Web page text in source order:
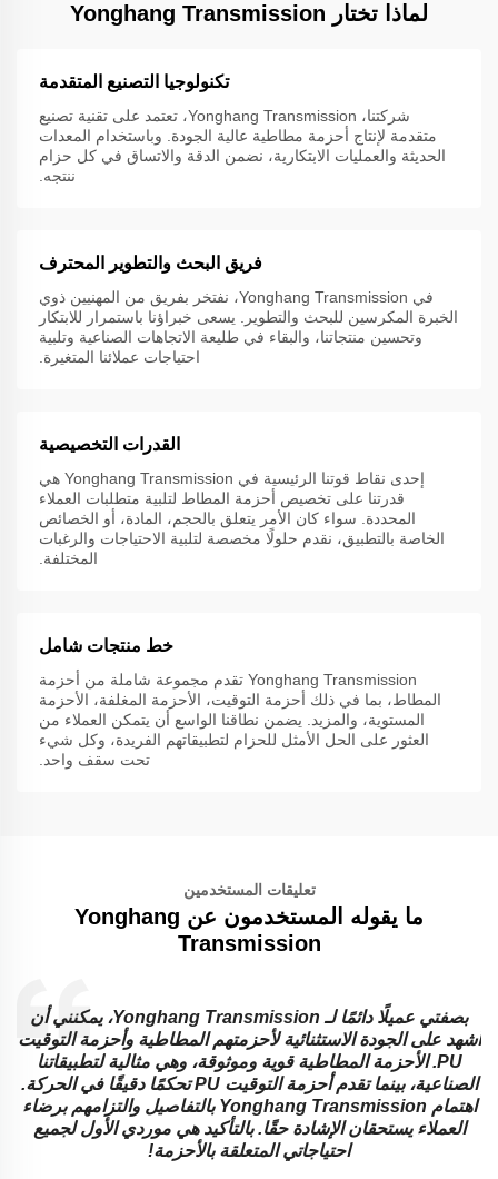
لماذا تختار Yonghang Transmission
تكنولوجيا التصنيع المتقدمة
شركتنا، Yonghang Transmission، تعتمد على تقنية تصنيع
متقدمة لإنتاج أحزمة مطاطية عالية الجودة. وباستخدام المعدات
الحديثة والعمليات الابتكارية، نضمن الدقة والاتساق في كل حزام
ننتجه.
فريق البحث والتطوير المحترف
في Yonghang Transmission، نفتخر بفريق من المهنيين ذوي
الخبرة المكرسين للبحث والتطوير. يسعى خبراؤنا باستمرار للابتكار
وتحسين منتجاتنا، والبقاء في طليعة الاتجاهات الصناعية وتلبية
احتياجات عملائنا المتغيرة.
القدرات التخصيصية
إحدى نقاط قوتنا الرئيسية في Yonghang Transmission هي
قدرتنا على تخصيص أحزمة المطاط لتلبية متطلبات العملاء
المحددة. سواء كان الأمر يتعلق بالحجم، المادة، أو الخصائص
الخاصة بالتطبيق، نقدم حلولًا مخصصة لتلبية الاحتياجات والرغبات
المختلفة.
خط منتجات شامل
Yonghang Transmission تقدم مجموعة شاملة من أحزمة
المطاط، بما في ذلك أحزمة التوقيت، الأحزمة المغلفة، الأحزمة
المستوية، والمزيد. يضمن نطاقنا الواسع أن يتمكن العملاء من
العثور على الحل الأمثل للحزام لتطبيقاتهم الفريدة، وكل شيء
تحت سقف واحد.
تعليقات المستخدمين
ما يقوله المستخدمون عن Yonghang
Transmission
بصفتي عميلًا دائمًا لـ Yonghang Transmission، يمكنني أن
أشهد على الجودة الاستثنائية لأحزمتهم المطاطية وأحزمة التوقيت
PU. الأحزمة المطاطية قوية وموثوقة، وهي مثالية لتطبيقاتنا
الصناعية، بينما تقدم أحزمة التوقيت PU تحكمًا دقيقًا في الحركة.
اهتمام Yonghang Transmission بالتفاصيل والتزامهم برضاء
العملاء يستحقان الإشادة حقًا. بالتأكيد هي موردي الأول لجميع
احتياجاتي المتعلقة بالأحزمة!